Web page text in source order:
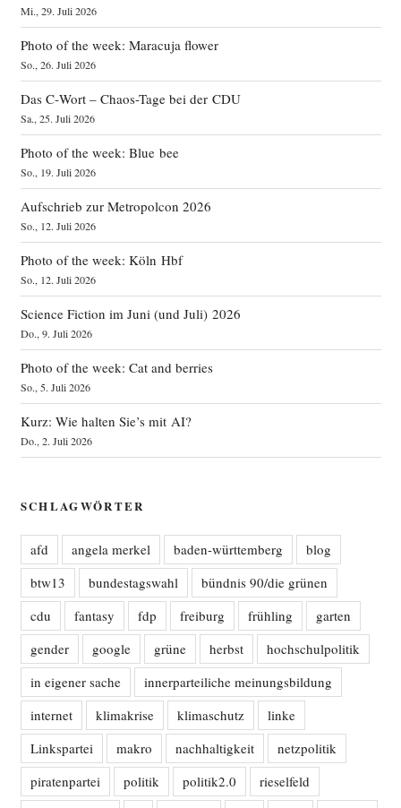
Mi., 29. Juli 2026
Photo of the week: Maracuja flower
So., 26. Juli 2026
Das C‑Wort – Chaos-Tage bei der CDU
Sa., 25. Juli 2026
Photo of the week: Blue bee
So., 19. Juli 2026
Aufschrieb zur Metropolcon 2026
So., 12. Juli 2026
Photo of the week: Köln Hbf
So., 12. Juli 2026
Science Fiction im Juni (und Juli) 2026
Do., 9. Juli 2026
Photo of the week: Cat and berries
So., 5. Juli 2026
Kurz: Wie halten Sie’s mit AI?
Do., 2. Juli 2026
SCHLAGWÖRTER
afd angela merkel baden-württemberg
blog
btw13
bundestagswahl
bündnis 90/die grünen
cdu
fantasy fdp freiburg frühling
garten
gender
google grüne herbst
hochschulpolitik
in eigener sache
innerparteiliche meinungsbildung
internet
klimakrise klimaschutz
linke
Linkspartei
makro nachhaltigkeit
netzpolitik
piratenpartei
politik politik2.0
rieselfeld